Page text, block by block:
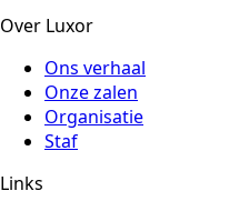
Over Luxor
Ons verhaal
Onze zalen
Organisatie
Staf
Links